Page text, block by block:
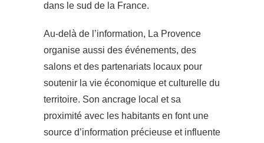
dans le sud de la France.
Au-delà de l’information, La Provence
organise aussi des événements, des
salons et des partenariats locaux pour
soutenir la vie économique et culturelle du
territoire. Son ancrage local et sa
proximité avec les habitants en font une
source d’information précieuse et influente